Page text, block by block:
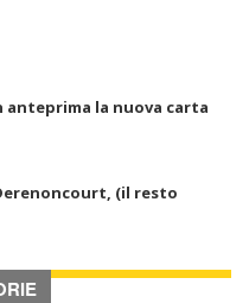
anteprima la nuova carta
(il resto